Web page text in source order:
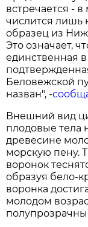
встречается -
числится лишь
образец из
Это означает,
единственная
Беловежской
назван", -
Внешний вид
плодовые тела
древесине
морскую пену.
воронок
образуя бело-
воронка
молодом